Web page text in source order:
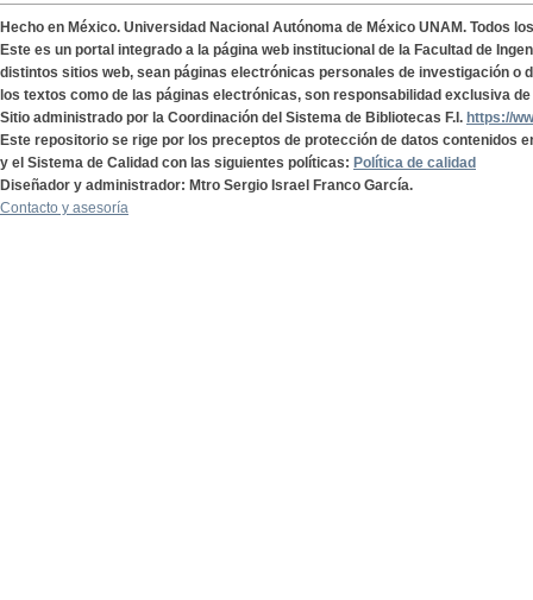
Hecho en México. Universidad Nacional Autónoma de México UNAM. Todos
Este es un portal integrado a la página web institucional de la Facultad de
distintos sitios web, sean páginas electrónicas personales de investigación o
los textos como de las páginas electrónicas, son responsabilidad exclusiva
Sitio administrado por la Coordinación del Sistema de Bibliotecas F.I. https://
Este repositorio se rige por los preceptos de protección de datos contenidos
y el Sistema de Calidad con las siguientes políticas: Política de calidad
Diseñador y administrador: Mtro Sergio Israel Franco García.
Contacto y asesoría